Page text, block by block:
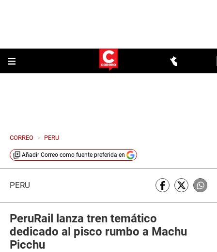
CORREO > PERU
Añadir Correo como fuente preferida en
PERÚ
PeruRail lanza tren temático
dedicado al pisco rumbo a Machu
Picchu